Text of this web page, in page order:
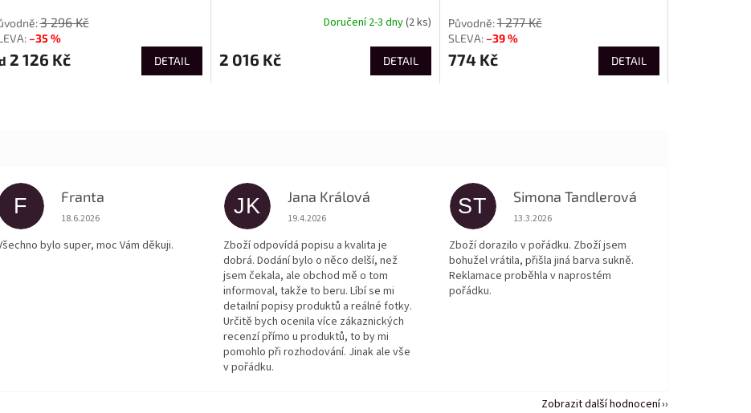
3 296 Kč
–35 %
2 126 Kč DETAIL
Doručení 2-3 dny(2 ks)
2 016 Kč DETAIL
1 277 Kč
–39 %
774 Kč DETAIL
F Franta
Hodnocení obchodu je 5 z 5 hvězdiček.
18.6.2026
bylo super, moc Vám děkuji.
JK Jana Králová
Hodnocení obchodu je 5 z 5 hvězdiček.
19.4.2026
Zboží odpovídá popisu a kvalita je
dobrá. Dodání bylo o něco delší, než
jsem čekala, ale obchod mě o tom
informoval, takže to beru. Líbí se mi
detailní popisy produktů a reálné fotky.
Určitě bych ocenila více zákaznických
recenzí přímo u produktů, to by mi
pomohlo při rozhodování. Jinak ale vše
v pořádku.
ST Simona Tandlerová
Hodnocení obchodu je 5 z 5 hvězdiček.
13.3.2026
Zboží dorazilo v pořádku. Zboží jsem
bohužel vrátila, přišla jiná barva sukně.
Reklamace proběhla v naprostém
pořádku.
Zobrazit další hodnocení